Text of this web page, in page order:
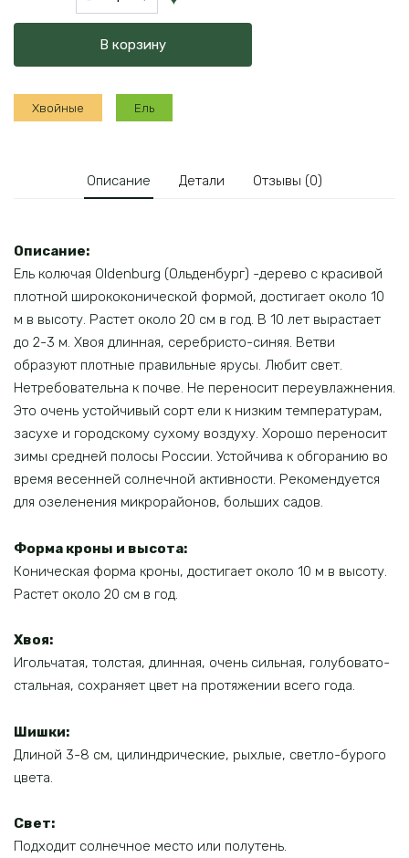
товара
колючая
Oldenburg
В корзину
Хвойные Ель
Описание Детали Отзывы (0)
Описание:
Ель колючая Oldenburg (Ольденбург) -дерево с красивой
плотной ширококонической формой, достигает около 10
м в высоту. Растет около 20 см в год. В 10 лет вырастает
до 2-3 м. Хвоя длинная, серебристо-синяя. Ветви
образуют плотные правильные ярусы. Любит свет.
Нетребовательна к почве. Не переносит переувлажнения.
Это очень устойчивый сорт ели к низким температурам,
засухе и городскому сухому воздуху. Хорошо переносит
зимы средней полосы России. Устойчива к обгоранию во
время весенней солнечной активности. Рекомендуется
для озеленения микрорайонов, больших садов.
Форма кроны и высота:
Коническая форма кроны, достигает около 10 м в высоту.
Растет около 20 см в год.
Хвоя:
Игольчатая, толстая, длинная, очень сильная, голубовато-
стальная, сохраняет цвет на протяжении всего года.
Шишки:
Длиной 3-8 см, цилиндрические, рыхлые, светло-бурого
цвета.
Свет:
Подходит солнечное место или полутень.